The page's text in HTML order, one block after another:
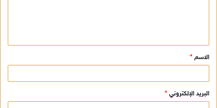
ق
*
الاسم *
البريد الإلكتروني *